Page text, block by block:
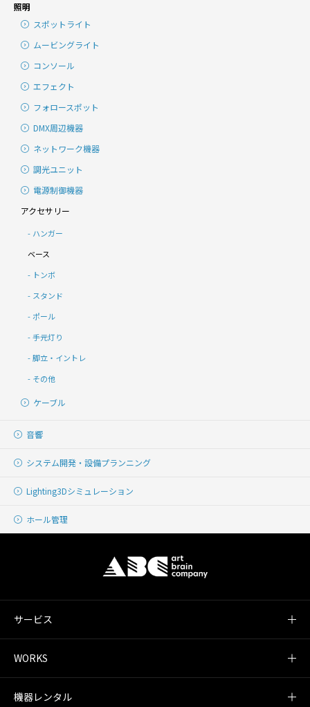
照明
スポットライト
ムービングライト
コンソール
エフェクト
フォロースポット
DMX周辺機器
ネットワーク機器
調光ユニット
電源制御機器
アクセサリー
ハンガー
ベース
トンボ
スタンド
ポール
手元灯り
脚立・イントレ
その他
ケーブル
音響
システム開発・ 設備プランニング
Lighting3Dシミュレーション
ホール管理
サービス
WORKS
機器レンタル